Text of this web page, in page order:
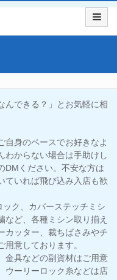
んできる？」とお気軽に相
⾃⾝のペースでお好きなよ
わからない場合は⼿助けし
DMください。不安な方は
ていれば飛び込み入店も歓
ク、カバーステッチミシ
など、各種ミシン取り揃え
カッター、裁ちばさみやチ
意しております。
⾦具などの副資材はご⽤意
ウーリーロック糸などは店